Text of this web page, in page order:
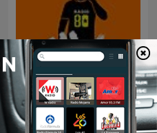
80 mix